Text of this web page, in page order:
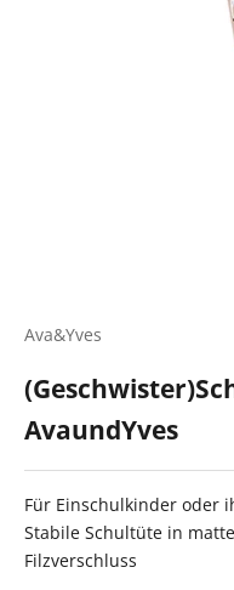
Ava&Yves
AvaundYves
Für Einschulkinder oder
Stabile Schultüte in
Filzverschluss